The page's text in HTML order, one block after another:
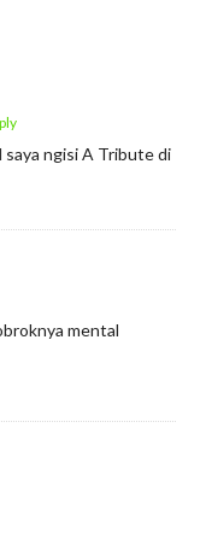
ngisi A Tribute di
mental